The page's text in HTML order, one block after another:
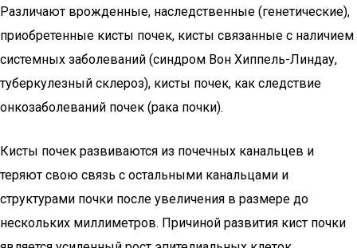
Различают врожденные, наследственные (генетические),
приобретенные кисты почек, кисты связанные с наличием
системных заболеваний (синдром Вон Хиппель-Линдау,
туберкулезный склероз), кисты почек, как следствие
онкозаболеваний почек (рака почки).
Кисты почек развиваются из почечных канальцев и
теряют свою связь с остальными канальцами и
структурами почки после увеличения в размере до
нескольких миллиметров. Причиной развития кист почки